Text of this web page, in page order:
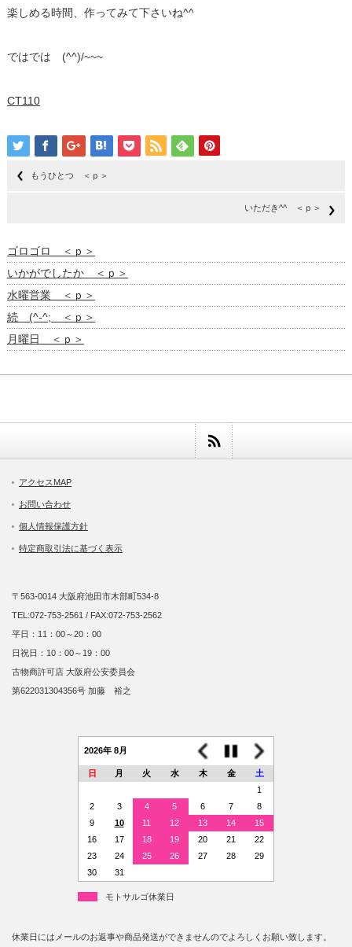
楽しめる時間、作ってみて下さいね^^
ではでは (^^)/~~~
CT110
もうひとつ ＜ｐ＞
いただき^^ ＜ｐ＞
ゴロゴロ ＜ｐ＞
いかがでしたか ＜ｐ＞
水曜営業 ＜ｐ＞
続 (^-^; ＜ｐ＞
月曜日 ＜ｐ＞
アクセスMAP
お問い合わせ
個人情報保護方針
特定商取引法に基づく表示
〒563-0014 大阪府池田市木部町534-8
TEL:072-753-2561 / FAX:072-753-2562
平日：11：00～20：00
日祝日：10：00～19：00
古物商許可店 大阪府公安委員会
第622031304356号 加藤 裕之
2026年 8月
日 月 火 水 木 金
土
1
2
3 4 5 6 7
8
9
10 11 12 13 14
15
16
17 18 19 20 21
22
23
24 25 26 27 28
29
30
31
モトサルゴ休業日
休業日にはメールのお返事や商品発送ができませんのでよろしくお願い致します。